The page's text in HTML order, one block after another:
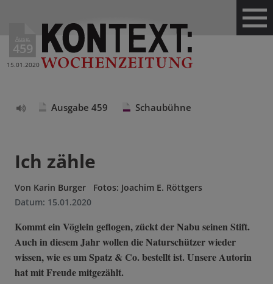
Ausg.
459
15.01.2020
Ausgabe 459 Schaubühne
Ich zähle
Von Karin Burger
Fotos: Joachim E. Röttgers
Datum: 15.01.2020
Kommt ein Vöglein geflogen, zückt der Nabu seinen Stift.
Auch in diesem Jahr wollen die Naturschützer wieder
wissen, wie es um Spatz & Co. bestellt ist. Unsere Autorin
hat mit Freude mitgezählt.